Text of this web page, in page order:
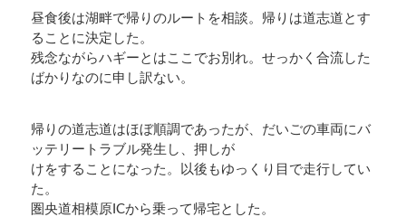
昼食後は湖畔で帰りのルートを相談。帰りは道志道とす
ることに決定した。
残念ながらハギーとはここでお別れ。せっかく合流した
ばかりなのに申し訳ない。
帰りの道志道はほぼ順調であったが、だいごの車両にバ
ッテリートラブル発生し、押しが
けをすることになった。以後もゆっくり目で走行してい
た。
圏央道相模原ICから乗って帰宅とした。